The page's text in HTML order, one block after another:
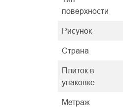
поверхности
Рисунок
Страна
Плиток в
упаковке
Метраж